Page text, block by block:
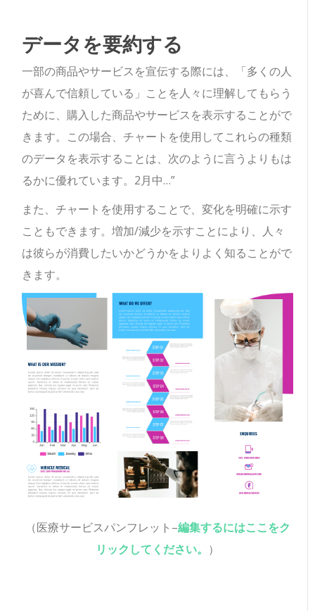
データを要約する
一部の商品やサービスを宣伝する際には、「多くの人
が喜んで信頼している」ことを人々に理解してもらう
ために、購入した商品やサービスを表示することがで
きます。この場合、チャートを使用してこれらの種類
のデータを表示することは、次のように言うよりもは
るかに優れています。2月中…”
また、チャートを使用することで、変化を明確に示す
こともできます。増加/減少を示すことにより、人々
は彼らが消費したいかどうかをよりよく知ることがで
きます。
（医療サービスパンフレット–編集するにはここをク
リックしてください。 ）